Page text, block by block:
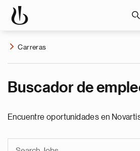
Carreras
Buscador de
Encuentre oportunidades en